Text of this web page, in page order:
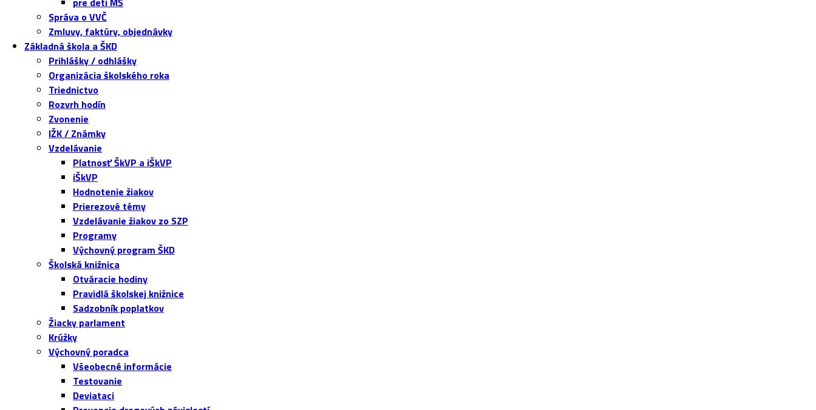
Správa o VVČ
Zmluvy, faktúry, objednávky
Základná škola a ŠKD
Prihlášky / odhlášky
Organizácia školského roka
Triednictvo
Rozvrh hodín
Zvonenie
IŽK / Známky
Vzdelávanie
Platnosť ŠkVP a iŠkVP
iŠkVP
Hodnotenie žiakov
Prierezové témy
Vzdelávanie žiakov zo SZP
Programy
Výchovný program ŠKD
Školská knižnica
Otváracie hodiny
Pravidlá školskej knižnice
Sadzobník poplatkov
Žiacky parlament
Krúžky
Výchovný poradca
Všeobecné informácie
Testovanie
Deviataci